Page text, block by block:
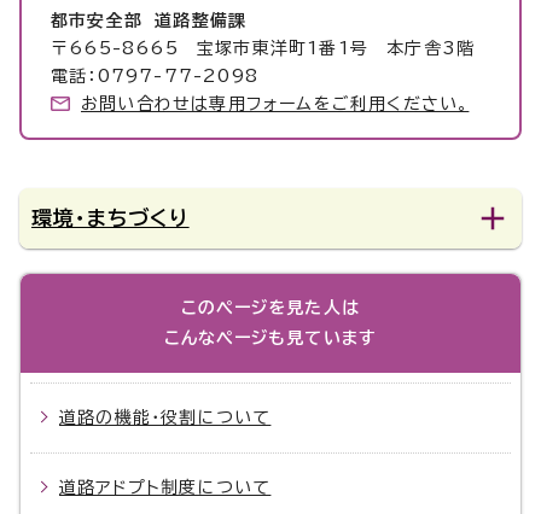
都市安全部 道路整備課
〒665-8665 宝塚市東洋町1番1号 本庁舎3階
電話：0797-77-2098
お問い合わせは専用フォームをご利用ください。
環境・まちづくり
このページを見た人は
こんなページも見ています
道路の機能・役割について
道路アドプト制度について